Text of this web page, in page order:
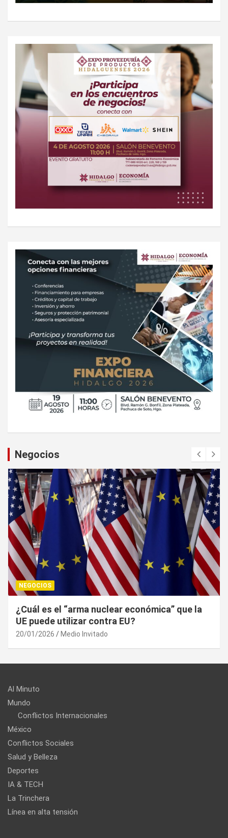
Negocios
NEGOCIOS
¿Cuál es el “arma nuclear económica” que la
UE puede utilizar contra EU?
20/01/2026 Medio Invitado
Al Minuto
Mundo
Conflictos Internacionales
México
Conflictos Sociales
Salud y Belleza
Deportes
IA & TECH
La Trinchera
Línea en alta tensión